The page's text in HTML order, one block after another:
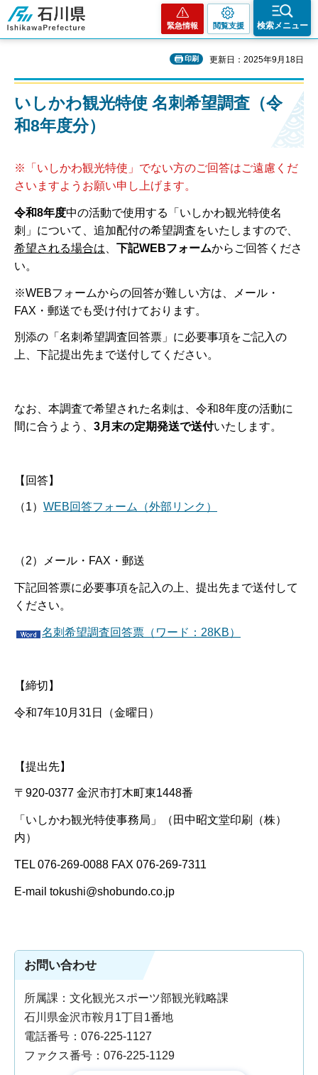
石川県
緊急情報 閲覧支援 検索メニュー
印刷 更新日：2025年9月18日
いしかわ観光特使 名刺希望調査（令
和8年度分）
※「いしかわ観光特使」でない方のご回答はご遠慮くだ
さいますようお願い申し上げます。
令和8年度中の活動で使用する「いしかわ観光特使名
刺」について、追加配付の希望調査をいたしますので、
希望される場合は
下記WEBフォームからご回答くださ
い。
※WEBフォームからの回答が難しい方は、メール・
FAX・郵送でも受け付けております。
別添の「名刺希望調査回答票」に必要事項をご記入の
上、下記提出先まで送付してください。
なお、本調査で希望された名刺は、令和8年度の活動に
間に合うよう、 3月末の定期発送で送付いたします。
【回答】
（1） WEB回答フォーム（外部リンク）
（2）メール・FAX・郵送
下記回答票に必要事項を記入の上、提出先まで送付して
ください。
名刺希望調査回答票（ワード：28KB）
【締切】
令和7年10月31日（金曜日）
【提出先】
〒920-0377 金沢市打木町東1448番
「いしかわ観光特使事務局」（田中昭文堂印刷（株）
内）
TEL 076-269-0088 FAX 076-269-7311
E-mail tokushi@shobundo.co.jp
お問い合わせ
所属課：文化観光スポーツ部観光戦略課
石川県金沢市鞍月1丁目1番地
電話番号：076-225-1127
ファクス番号：076-225-1129